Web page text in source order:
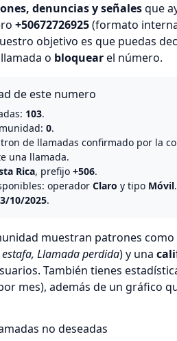
denuncias y señalesque
+50672726925(formato
objetivo es que puedas
o bloquearel número.
de este numero
103.
0.
de llamadas confirmado por la
una llamada.
Rica, prefijo +506.
operador Claro y tipo Móvil.
10/2025.
muestran patrones como
Llamada perdida) y una
También tienes
mes), además de un gráfico
no deseadas